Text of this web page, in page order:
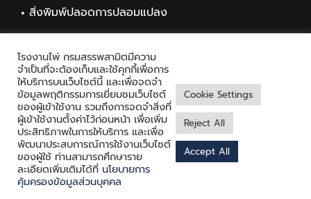
สิ่งพิมพ์ปลอดการปลอมแปลง
Copyright © 2021 Playing Card Factory, all rights reserved
โรงงานไพ่ กรมสรรพสามิตมีความ
จำเป็นที่จะต้องเก็บและใช้คุกกี้เพื่อการ
ให้บริการบนเว็บไซต์นี้ และเพื่อจดจำ
ข้อมูลพฤติกรรมการเยี่ยมชมเว็บไซต์
ของผู้เข้าใช้งาน รวมถึงการจดจำสิ่งที่
ผู้เข้าใช้งานตั้งค่าไว้ก่อนหน้า เพื่อเพิ่ม
ประสิทธิภาพในการให้บริการ และเพื่อ
พัฒนาประสบการณ์การใช้งานเว็บไซต์
ของผู้ใช้ ท่านสามารถศึกษาราย
ละเอียดเพิ่มเติมได้ที่ นโยบายการ
คุ้มครองข้อมูลส่วนบุคคล
Cookie Settings
Reject All
Accept All